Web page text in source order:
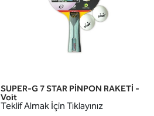
HIZLI GÖRÜNÜM
SUPER-G 7 STAR PİNPON RAKETİ -
Voit
Teklif Almak İçin Tıklayınız